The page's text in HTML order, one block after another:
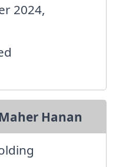
2024,
Hanan